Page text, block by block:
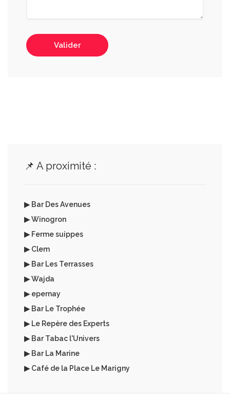
Valider
📌 A proximité :
▶ Bar Des Avenues
▶ Winogron
▶ Ferme suippes
▶ Clem
▶ Bar Les Terrasses
▶ Wajda
▶ epernay
▶ Bar Le Trophée
▶ Le Repère des Experts
▶ Bar Tabac l'Univers
▶ Bar La Marine
▶ Café de la Place Le Marigny